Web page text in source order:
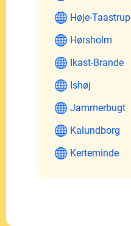
Høje-Taastrup
Hørsholm
Ikast-Brande
Ishøj
Jammerbugt
Kalundborg
Kerteminde